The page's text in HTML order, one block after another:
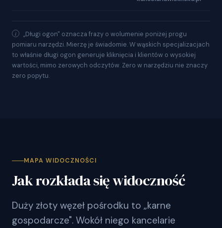
„Długi ogon" oznacza frazy o wolumenie poniżej progu
pomiaru narzędzi. Mierzę je świadomie. W wąskich specjalizacjach
to właśnie długi ogon generuje kliknięcia i klientów o wysokiej
wartości, mimo zerowych odczytów. Zero w narzędziu nie znaczy
zero popytu.
MAPA WIDOCZNOŚCI
Jak rozkłada się widoczność
Duży złoty węzeł pośrodku to „karne
gospodarcze". Wokół niego kancelarie